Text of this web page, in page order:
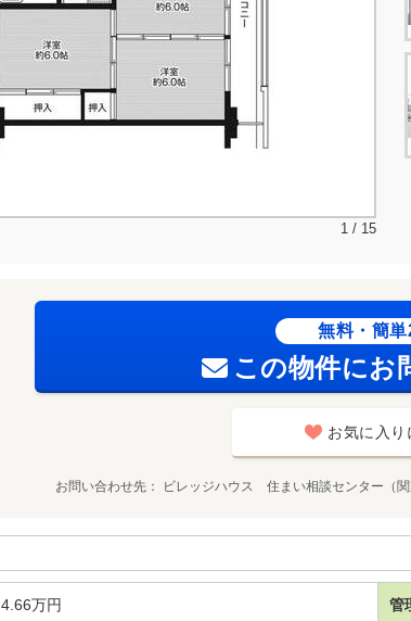
1 / 15
無料・簡単
この物件にお
お気に入り
お問い合わせ先 ビレッジハウス 住まい相談センター（関
4.66万円 管